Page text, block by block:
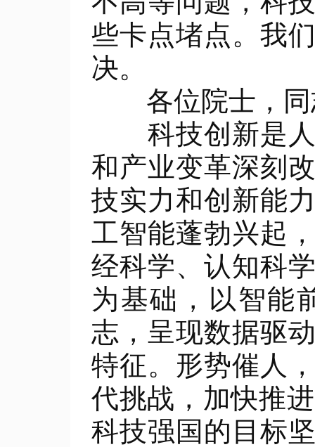
些卡点堵点。我
决。
各位院士，同
科技创新是人
和产业变革深刻
技实力和创新能
工智能蓬勃兴起
经科学、认知科
为基础，以智能
志，呈现数据驱
特征。形势催人
代挑战，加快推
科技强国的目标